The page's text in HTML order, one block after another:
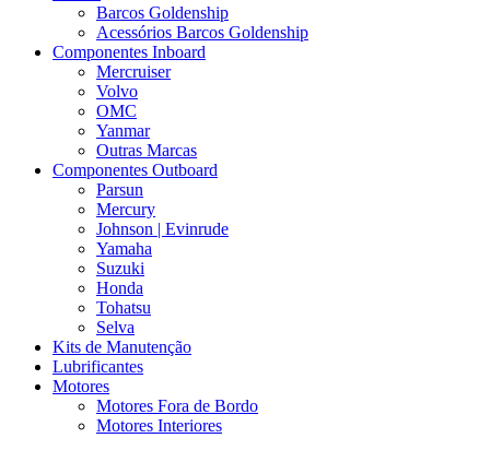
Barcos Goldenship
Acessórios Barcos Goldenship
Componentes Inboard
Mercruiser
Volvo
OMC
Yanmar
Outras Marcas
Componentes Outboard
Parsun
Mercury
Johnson | Evinrude
Yamaha
Suzuki
Honda
Tohatsu
Selva
Kits de Manutenção
Lubrificantes
Motores
Motores Fora de Bordo
Motores Interiores